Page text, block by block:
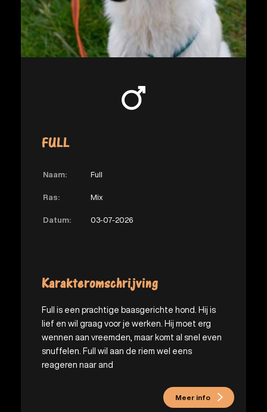
FULL
Naam: Full
Ras: Mix
Datum: 03-07-2026
Karakteromschrijving
Full is een prachtige baasgerichte hond. Hij is
lief en wil graag voor je werken. Hij moet erg
wennen aan vreemden, maar komt al snel even
snuffelen. Full wil aan de riem wel eens
reageren naar and
Meer info